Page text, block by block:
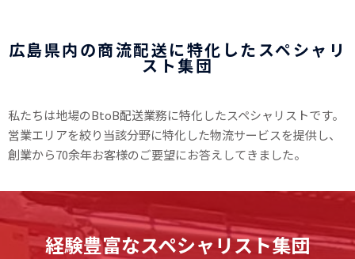
広島県内の商流配送に特化したスペシャリ
スト集団
私たちは地場のBtoB配送業務に特化したスペシャリストです。
営業エリアを絞り当該分野に特化した物流サービスを提供し、
創業から70余年お客様のご要望にお答えしてきました。
経験豊富なスペシャリスト集団